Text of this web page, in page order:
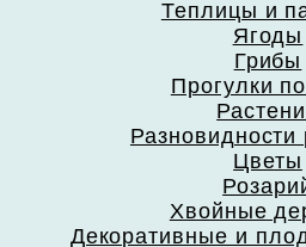
Теплицы и
Ягоды
Грибы
Прогулки
Разновидности
Цветы
Хвойные
Декоративные и